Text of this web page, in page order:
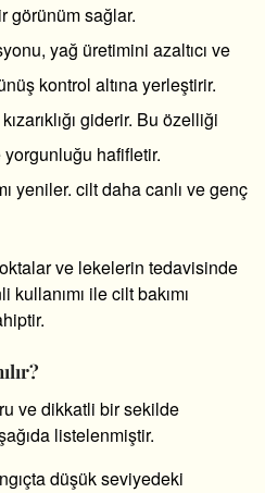
görünüm sağlar.
yağ üretimini azaltıcı ve
kontrol altına yerleştirir.
giderir. Bu özelliği
hafifletir.
yeniler. cilt daha canlı ve genç
ve lekelerin tedavisinde
kullanımı ile cilt bakımı
ve dikkatli bir sekilde
listelenmiştir.
düşük seviyedeki